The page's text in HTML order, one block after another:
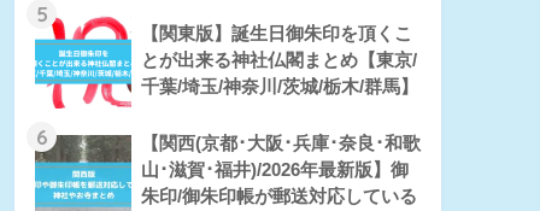
5
【関東版】誕生日御朱印を頂くこ
とが出来る神社仏閣まとめ【東京/
千葉/埼玉/神奈川/茨城/栃木/群馬】
6
【関西(京都･大阪･兵庫･奈良･和歌
山･滋賀･福井)/2026年最新版】御
朱印/御朱印帳が郵送対応している